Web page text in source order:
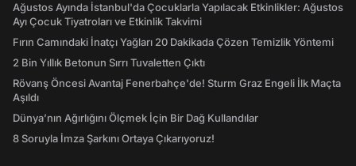
Ağustos Ayında İstanbul'da Çocuklarla Yapılacak Etkinlikler: Ağustos
Ayı Çocuk Tiyatroları ve Etkinlik Takvimi
Fırın Camındaki İnatçı Yağları 20 Dakikada Çözen Temizlik Yöntemi
2 Bin Yıllık Betonun Sırrı Tuvaletten Çıktı
Rövanş Öncesi Avantaj Fenerbahçe'de! Sturm Graz Engeli İlk Maçta
Aşıldı
Dünya’nın Ağırlığını Ölçmek İçin Bir Dağ Kullandılar
8 Soruyla İmza Şarkını Ortaya Çıkarıyoruz!